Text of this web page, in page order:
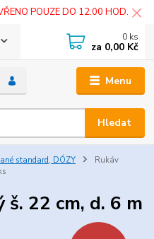
POUZE DO 12.00 HOD.
Menu
Hledat
0 ks
za 0,00 Kč
standard, DÓZY
Rukáv
22 cm, d. 6 m